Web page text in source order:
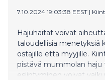
7.10.2024 19:03:38 EEST |
Hajuhaitat voivat
taloudellisia menetyksiä
ostajille että myyjille.
pistävä mummolan haju
esiintyminen voivat